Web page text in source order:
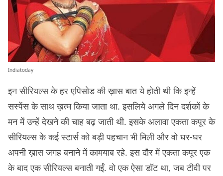
Indiatoday
इन सीरियल्स के हर एपिसोड की ख़ास बात ये होती थी कि इन्हें
सस्पेंस के साथ ख़त्म किया जाता था. इसलिये अगले दिन दर्शकों के
मन में उन्हें देखने की चाह बढ़ जाती थी. इसके अलावा एकता कपूर के
सीरियल्स के कई स्टार्स को बड़ी पहचान भी मिली और वो घर-घर
अपनी ख़ास जगह बनाने में कामयाब रहे. इस दौर में एकता कपूर एक
के बाद एक सीरियल्स बनाती गईं. वो एक ऐसा डॉट था, जब टीवी पर